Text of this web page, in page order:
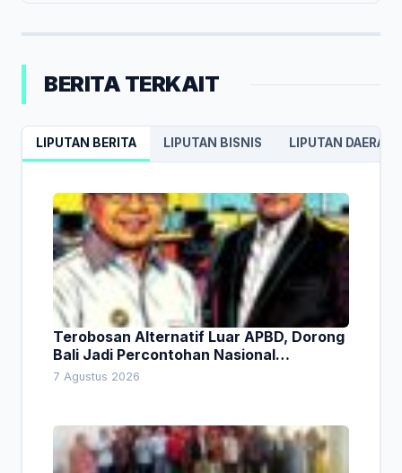
BERITA TERKAIT
LIPUTAN BERITA LIPUTAN BISNIS LIPUTAN DAERAH
Terobosan Alternatif Luar APBD, Dorong
Bali Jadi Percontohan Nasional
Pembiayaan Daerah
7 Agustus 2026